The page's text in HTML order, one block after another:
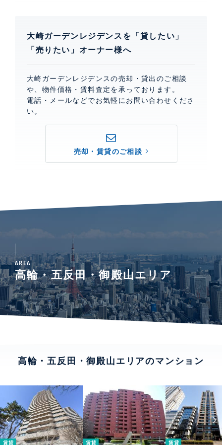
大崎ガーデンレジデンスを「貸したい」
「売りたい」オーナー様へ
大崎ガーデンレジデンスの売却・貸出のご相談
や、物件価格・賃料査定を承っております。
電話・メールなどでお気軽にお問い合わせくださ
い。
売却・賃貸のご相談
AREA
高輪・五反田・御殿山エリア
高輪・五反田・御殿山エリアのマンション
賃貸 賃貸 賃貸